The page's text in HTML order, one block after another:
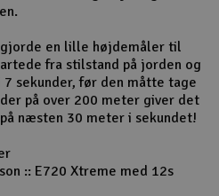
en lille højdemåler til
fra stilstand på jorden og
sekunder, før den måtte tage
på over 200 meter giver det
næsten 30 meter i sekundet!
:: E720 Xtreme med 12s